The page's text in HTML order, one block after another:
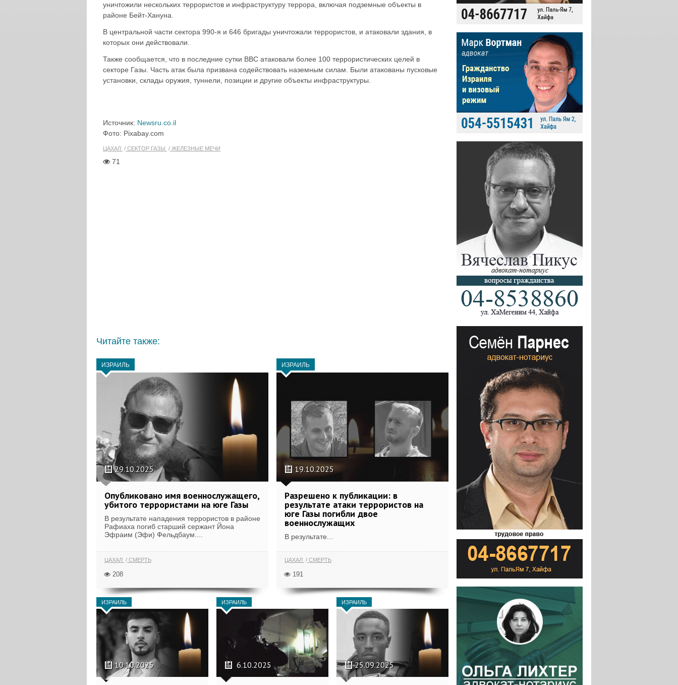
уничтожили нескольких террористов и инфраструктуру террора, включая подземные объекты в
районе Бейт-Хануна.
В центральной части сектора 990-я и 646 бригады уничтожали террористов, и атаковали здания, в
которых они действовали.
Также сообщается, что в последние сутки ВВС атаковали более 100 террористических целей в
секторе Газы. Часть атак была призвана содействовать наземным силам. Были атакованы пусковые
установки, склады оружия, туннели, позиции и другие объекты инфраструктуры.
Источник: Newsru.co.il
Фото: Pixabay.com
ЦАХАЛ СЕКТОР ГАЗЫ ЖЕЛЕЗНЫЕ МЕЧИ
71
Читайте также:
ИЗРАИЛЬ
29.10.2025
Опубликовано имя военнослужащего,
убитого террористами на юге Газы
В результате нападения террористов в районе
Рафиаха погиб старший сержант Йона
Эфраим (Эфи) Фельдбаум....
ЦАХАЛ СМЕРТЬ
208
ИЗРАИЛЬ
19.10.2025
Разрешено к публикации: в
результате атаки террористов на
юге Газы погибли двое
военнослужащих
В результате...
ЦАХАЛ СМЕРТЬ
191
ИЗРАИЛЬ
10.10.2025
ИЗРАИЛЬ
6.10.2025
ИЗРАИЛЬ
25.09.2025